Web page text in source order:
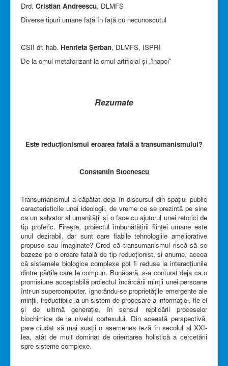
Drd. Cristian Andreescu, DLMFS
Diverse tipuri umane faţă în faţă cu necunoscutul
CSII dr. hab. Henrieta Șerban, DLMFS, ISPRI
De la omul metaforizant la omul artificial și „înapoi”
Rezumate
Este reducționismul eroarea fatală a transumanismului?
Constantin Stoenescu
Transumanismul a căpătat deja în discursul din spațiul public
caracteristicile unei ideologii, de vreme ce se prezintă pe sine
ca un salvator al umanității și o face cu ajutorul unei retorici de
tip profetic. Firește, proiectul îmbunătățirii ființei umane este
unul dezirabil, dar sunt oare fiabile tehnologiile ameliorative
propuse sau imaginate? Cred că transumanismul riscă să se
bazeze pe o eroare fatală de tip reducționist, și anume, aceea
că sistemele biologice complexe pot fi reduse la interacțiunile
dintre părțile care le compun. Bunăoară, s-a conturat deja ca o
promisiune acceptabilă proiectul încărcării minții unei persoane
într-un supercomputer, ignorându-se proprietățile emergente ale
minții, ireductibile la un sistem de procesare a informației, fie el
și de ultimă generație, în sensul replicării proceselor
biochimice de la nivelul cortexului. Din această perspectivă,
pare ciudat să mai susții o asemenea teză în secolul al XXI-
lea, atât de mult dominat de orientarea holistică a cercetării
spre sisteme complexe.